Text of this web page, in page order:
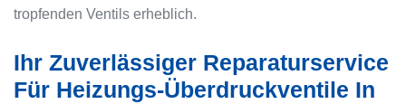
tropfenden Ventils erheblich.
Ihr Zuverlässiger Reparaturservice
Für Heizungs-Überdruckventile In